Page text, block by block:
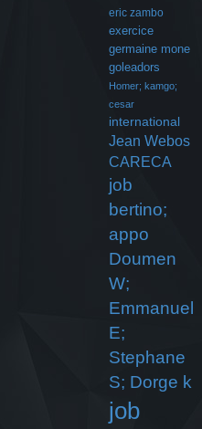
eric zambo
exercice
germaine mone
goleadors
Homer; kamgo;
cesar
international
Jean Webos
CARECA
job
bertino;
appo
Doumen
W;
Emmanuel
E;
Stephane
S; Dorge k
job